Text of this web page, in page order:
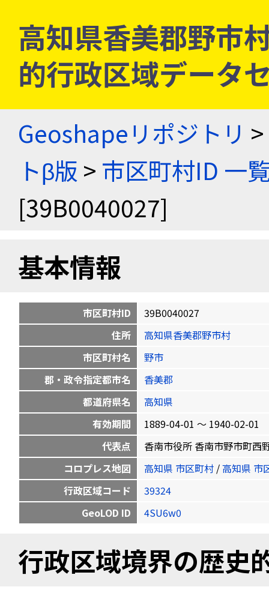
高知県香美郡野市
的行政区域データ
Geoshapeリポジトリ >
トβ版 > 市区町村ID 一
[39B0040027]
基本情報
市区町村ID
39B0040027
住所
高知県香美郡野市村
市区町村名
野市
郡・政令指定都市名
香美郡
都道府県名
高知県
有効期間
1889-04-01 〜 1940-02-01
代表点
香南市役所 香南市野市町西
コロプレス地図
高知県 市区町村 /高知県 市
行政区域コード
39324
GeoLOD ID
4SU6w0
行政区域境界の歴史